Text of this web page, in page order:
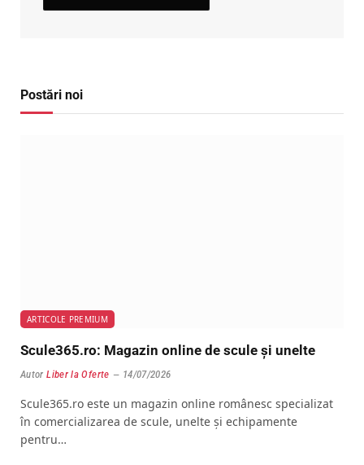
Postări noi
ARTICOLE PREMIUM
Scule365.ro: Magazin online de scule și unelte
Autor Liber la Oferte 14/07/2026
Scule365.ro este un magazin online românesc specializat
în comercializarea de scule, unelte și echipamente
pentru…